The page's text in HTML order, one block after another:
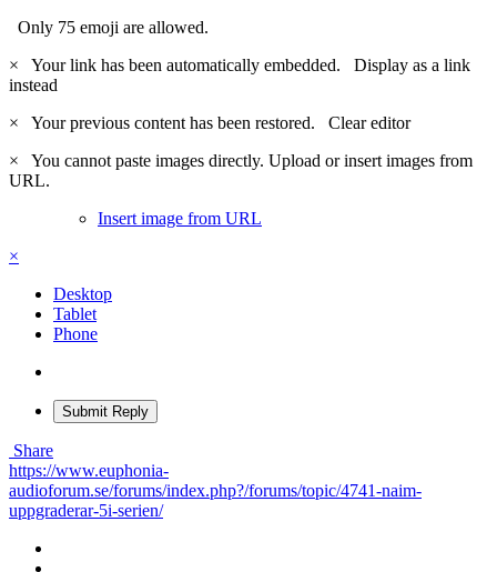
Only 75 emoji are allowed.
×
Your link has been automatically embedded. Display as a link
instead
×
Your previous content has been restored. Clear editor
×
You cannot paste images directly. Upload or insert images from
URL.
Insert image from URL
×
Desktop
Tablet
Phone
Submit Reply
Share
https://www.euphonia-
audioforum.se/forums/index.php?/forums/topic/4741-naim-
uppgraderar-5i-serien/